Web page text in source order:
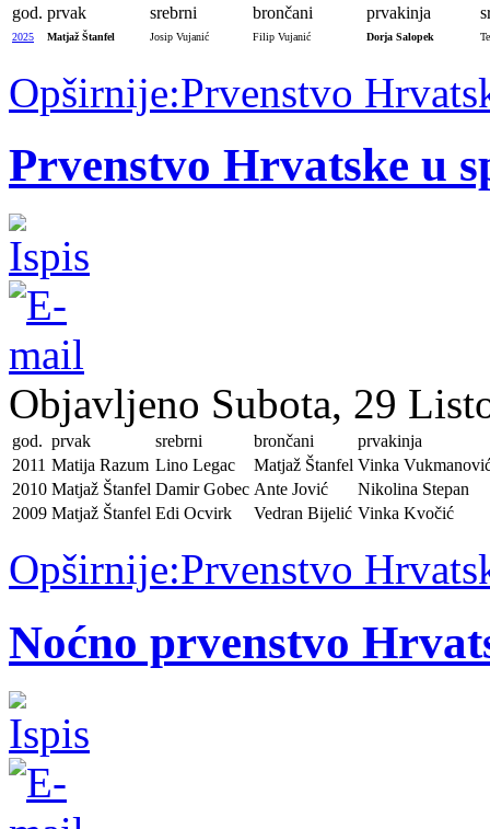
god. prvak srebrni brončani prvakinja
2025 Matjaž Štanfel Josip Vujanić Filip Vujanić Dorja Salopek
Opširnije:Prvenstvo
Prvenstvo Hrvatske u
Objavljeno Subota, 29
god. prvak srebrni brončani
prvakinja
2011 Matija Razum Lino Legac Matjaž Štanfel Vinka
2010 Matjaž Štanfel Damir Gobec Ante Jović
Nikolina Stepan
2009 Matjaž Štanfel Edi Ocvirk Vedran Bijelić Vinka Kvočić
Opširnije:Prvenstvo
Noćno prvenstvo